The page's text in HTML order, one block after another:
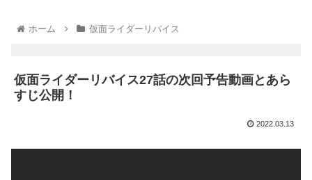
ホーム 仮面ライダーリバイス
仮面ライダーリバイス27話の次回予告動画とあら
すじ公開！
2022.03.13